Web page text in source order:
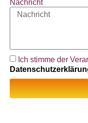
Nachricht
Ich stimme der